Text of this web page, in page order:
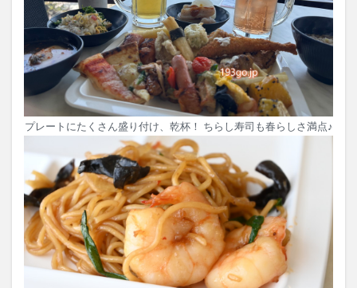
プレートにたくさん盛り付け、乾杯！ ちらし寿司も春らしさ満点♪